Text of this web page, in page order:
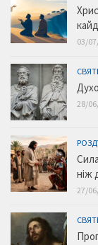
03/
28/
ніж
27/